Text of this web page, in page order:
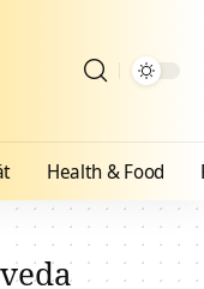
Health & Food